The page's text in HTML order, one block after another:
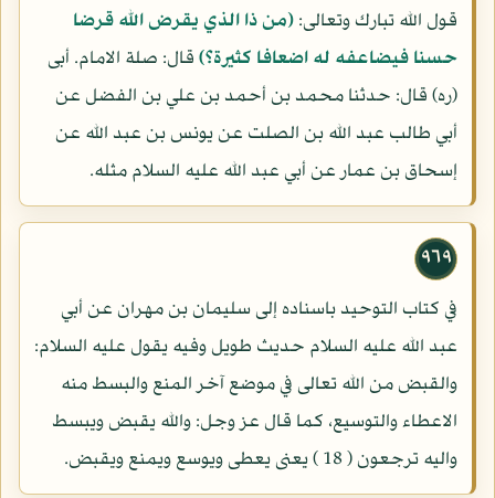
قول الله تبارك وتعالى: (من ذا الذي يقرض الله قرضا
حسنا فيضاعفه له اضعافا كثيرة؟) قال: صلة الامام. أبى
(ره) قال: حدثنا محمد بن أحمد بن علي بن الفضل عن
أبي طالب عبد الله بن الصلت عن يونس بن عبد الله عن
إسحاق بن عمار عن أبي عبد الله عليه السلام مثله.
٩٦٩
في كتاب التوحيد باسناده إلى سليمان بن مهران عن أبي
عبد الله عليه السلام حديث طويل وفيه يقول عليه السلام:
والقبض من الله تعالى في موضع آخر المنع والبسط منه
الاعطاء والتوسيع، كما قال عز وجل: والله يقبض ويبسط
واليه ترجعون ( 18 ) يعنى يعطى ويوسع ويمنع ويقبض.